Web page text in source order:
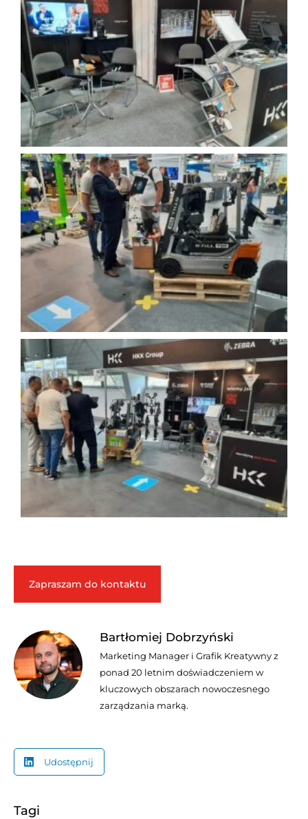
Zapraszam do kontaktu
Bartłomiej Dobrzyński
Marketing Manager i Grafik Kreatywny z
ponad 20 letnim doświadczeniem w
kluczowych obszarach nowoczesnego
zarządzania marką.
Udostępnij
Tagi